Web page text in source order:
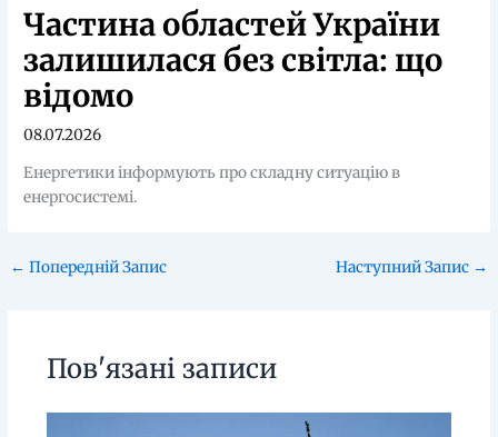
Частина областей України
залишилася без світла: що
відомо
08.07.2026
Енергетики інформують про складну ситуацію в
енергосистемі.
← Попередній Запис Наступний Запис →
Пов'язані записи